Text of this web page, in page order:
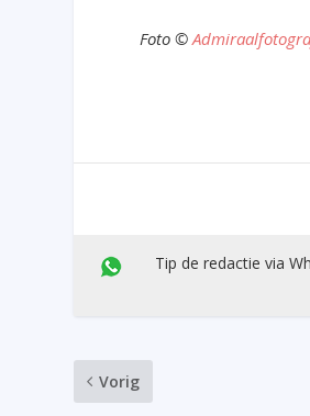
Foto ©
Tip de redactie via
Vorig